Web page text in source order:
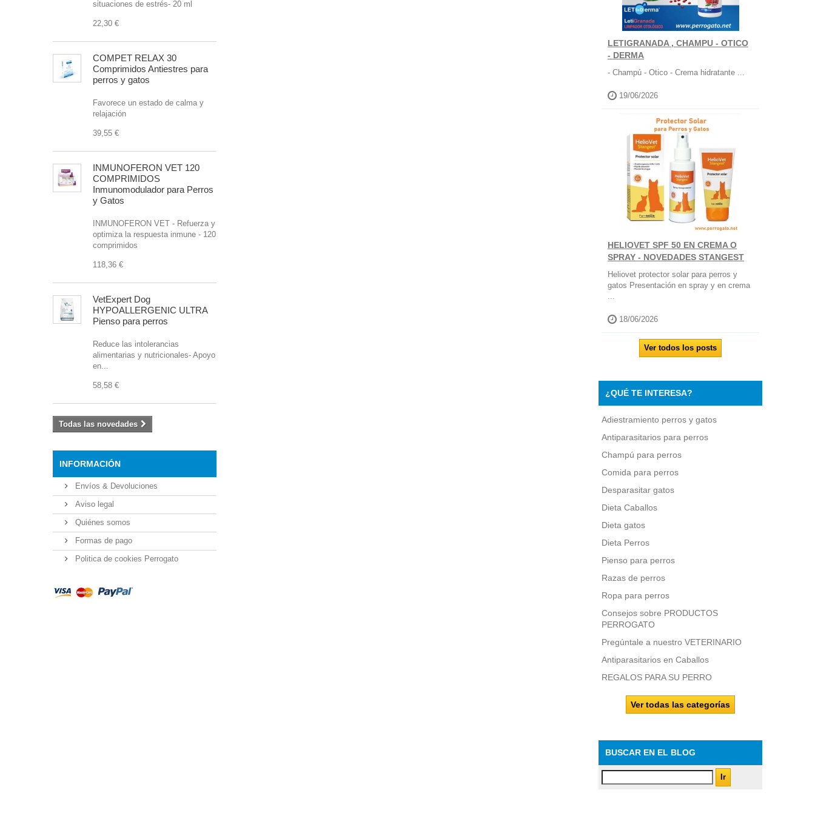
situaciones de estrés- 20 ml
22,30 €
COMPET RELAX 30
Comprimidos Antiestres para
perros y gatos
Favorece un estado de calma y
relajación
39,55 €
INMUNOFERON VET 120
COMPRIMIDOS
Inmunomodulador para Perros
y Gatos
INMUNOFERON VET - Refuerza y
optimiza la respuesta inmune - 120
comprimidos
118,36 €
VetExpert Dog
HYPOALLERGENIC ULTRA
Pienso para perros
Reduce las intolerancias
alimentarias y nutricionales- Apoyo
en...
58,58 €
Todas las novedades
INFORMACIÓN
Envíos & Devoluciones
Aviso legal
Quiénes somos
Formas de pago
Politica de cookies Perrogato
LETIGRANADA , CHAMPU - OTICO
- DERMA
- Champú - Otico - Crema hidratante ...
19/06/2026
HELIOVET SPF 50 EN CREMA O
SPRAY - NOVEDADES STANGEST
Heliovet protector solar para perros y
gatos Presentación en spray y en crema
...
18/06/2026
Ver todos los posts
¿QUÉ TE INTERESA?
Adiestramiento perros y gatos
Antiparasitarios para perros
Champú para perros
Comida para perros
Desparasitar gatos
Dieta Caballos
Dieta gatos
Dieta Perros
Pienso para perros
Razas de perros
Ropa para perros
Consejos sobre PRODUCTOS
PERROGATO
Pregúntale a nuestro VETERINARIO
Antiparasitarios en Caballos
REGALOS PARA SU PERRO
Ver todas las categorías
BUSCAR EN EL BLOG